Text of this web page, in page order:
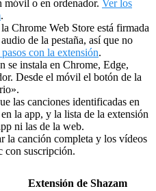
móvil o en ordenador. Ver los
.
Chrome Web Store está firmada
de la pestaña, así que no
con la extensión.
se instala en Chrome, Edge,
Desde el móvil el botón de la
las canciones identificadas en
la app, y la lista de la extensión
ni las de la web.
la canción completa y los vídeos
con suscripción.
Extensión de Shazam